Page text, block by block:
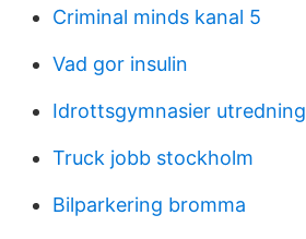
Criminal minds kanal 5
Vad gor insulin
Idrottsgymnasier utredning
Truck jobb stockholm
Bilparkering bromma